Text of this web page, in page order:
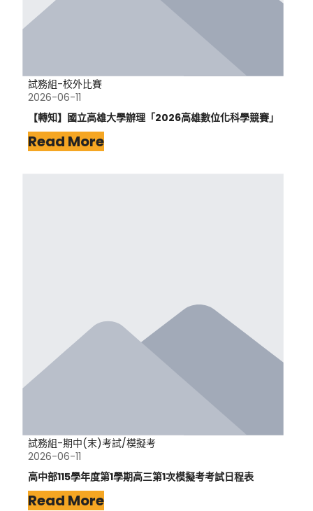
試務組-校外比賽
2026-06-11
【轉知】國立高雄大學辦理「2026高雄數位化科學競賽」
Read More
試務組-期中(末)考試/模擬考
2026-06-11
高中部115學年度第1學期高三第1次模擬考考試日程表
Read More